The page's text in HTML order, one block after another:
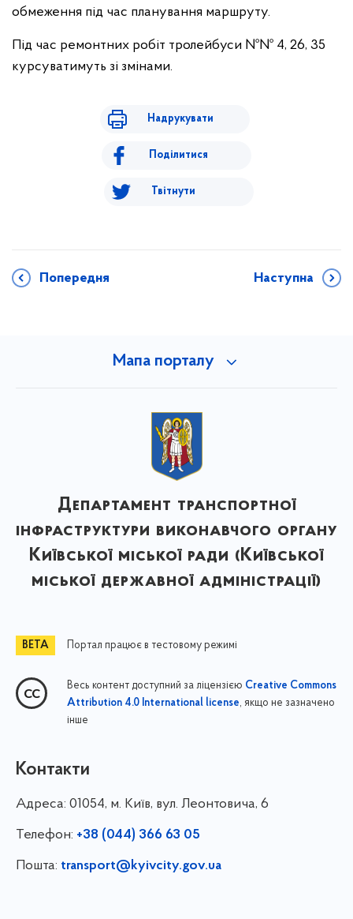
обмеження під час планування маршруту.
Під час ремонтних робіт тролейбуси №№ 4, 26, 35
курсуватимуть зі змінами.
Надрукувати
Поділитися
Твітнути
Попередня Наступна
Мапа порталу
Департамент транспортної
інфраструктури виконавчого органу
Київської міської ради (Київської
міської державної адміністрації)
Портал працює в тестовому режимі
Весь контент доступний за ліцензією Creative Commons
Attribution 4.0 International license, якщо не зазначено
інше
Контакти
Адреса: 01054, м. Київ, вул. Леонтовича, 6
Телефон: +38 (044) 366 63 05
Пошта: transport@kyivcity.gov.ua